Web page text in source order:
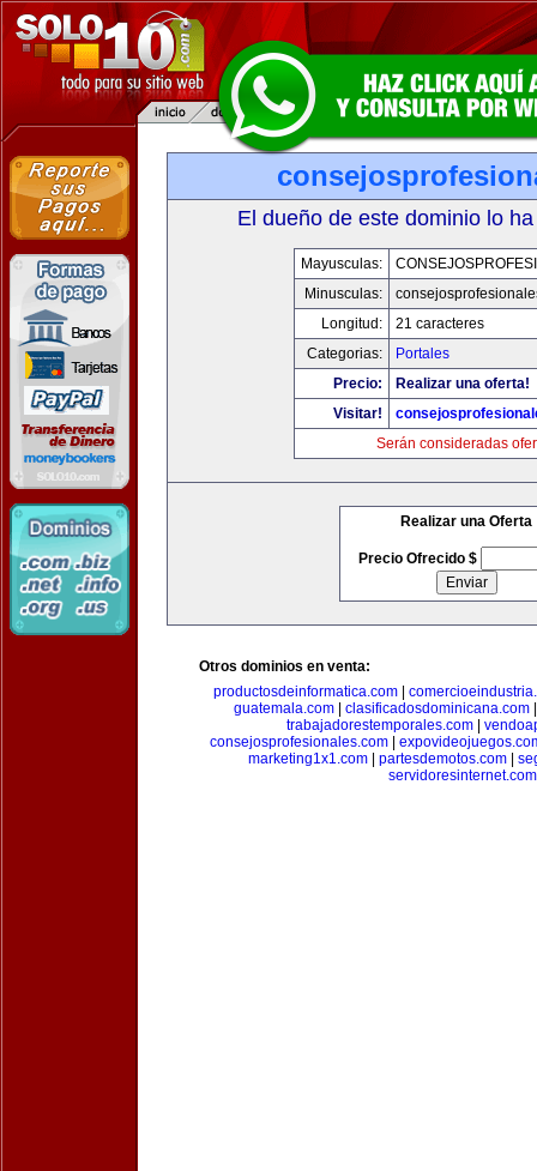
El dueño de este dominio lo
Mayusculas:
Minusculas:
Longitud:
21 caracteres
Categorias:
Portales
Precio:
Realizar una oferta!
Visitar!
Serán consideradas
Realizar una Oferta
Precio Ofrecido $
Otros dominios en venta:
productosdeinformatica.com
guatemala.com| clasificadosdominicana.com
trabajadorestemporales.com
consejosprofesionales.com|
marketing1x1.com| partesdemotos.com|
servidoresinternet.com